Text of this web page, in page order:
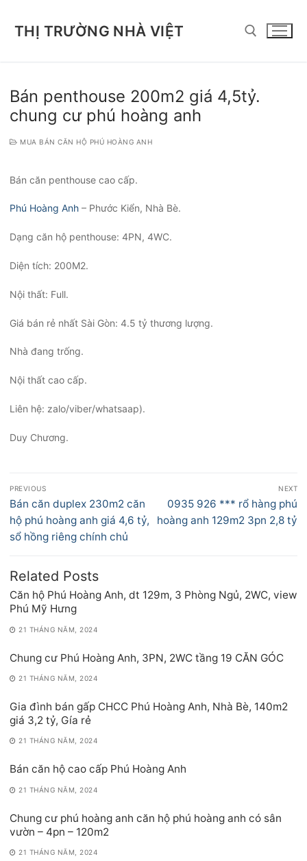
THỊ TRƯỜNG NHÀ VIỆT
Bán penthouse 200m2 giá 4,5tỷ.
chung cư phú hoàng anh
MUA BÁN CĂN HỘ PHÚ HOÀNG ANH
Bán căn penthouse cao cấp.
Phú Hoàng Anh – Phước Kiển, Nhà Bè.
Dạng căn hộ penthouse: 4PN, 4WC.
Diện tích: 200M2.
Nội thất: Full.
Giá bán rẻ nhất Sài Gòn: 4.5 tỷ thương lượng.
Nhà đang trống.
Nội thất cao cấp.
Liên hệ: zalo/viber/whatsaap).
Duy Chương.
Điều
hướng
bài
viết
PREVIOUS
Previous
post:
Bán căn duplex 230m2 căn
hộ phú hoàng anh giá 4,6 tỷ,
sổ hồng riêng chính chủ
NEXT
Next
post:
0935 926 *** rổ hàng phú
hoàng anh 129m2 3pn 2,8 tỷ
Related Posts
Căn hộ Phú Hoàng Anh, dt 129m, 3 Phòng Ngủ, 2WC, view
Phú Mỹ Hưng
21 THÁNG NĂM, 2024
Chung cư Phú Hoàng Anh, 3PN, 2WC tầng 19 CĂN GÓC
21 THÁNG NĂM, 2024
Gia đình bán gấp CHCC Phú Hoàng Anh, Nhà Bè, 140m2
giá 3,2 tỷ, Gía rẻ
21 THÁNG NĂM, 2024
Bán căn hộ cao cấp Phú Hoàng Anh
21 THÁNG NĂM, 2024
Chung cư phú hoàng anh căn hộ phú hoàng anh có sân
vườn – 4pn – 120m2
21 THÁNG NĂM, 2024